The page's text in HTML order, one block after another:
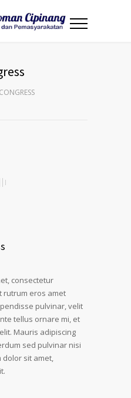
consectetur
rutrum eros amet
pulvinar, velit
tellus ornare mi, et
Mauris adipiscing
sed pulvinar nisi
dolor sit amet,